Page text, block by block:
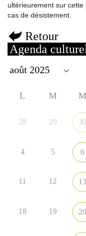
ultérieurement sur
cas de désistement.
Retour
Agenda
L M M
28 29 30
4 5 6
11 12 13
18 19 20